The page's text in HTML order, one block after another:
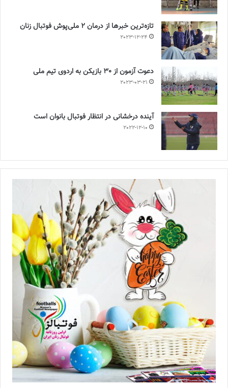
تازه‌ترین خبرها از درمان ۲ ملی‌پوش فوتبال زنان
2023-12-24
دعوت آزمون از 30 بازیکن به اردوی تیم ملی
2023-03-21
آینده درخشانی در انتظار فوتبال بانوان است
2022-12-10